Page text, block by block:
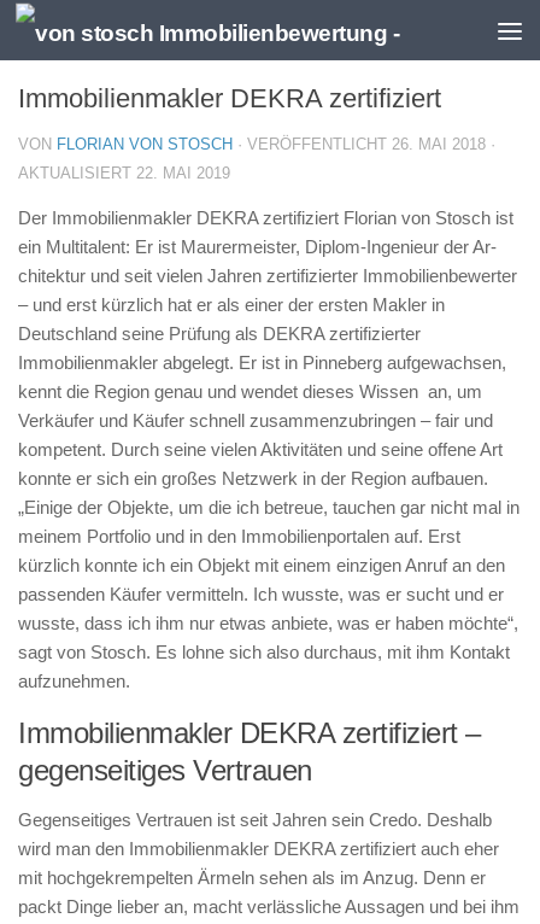
Zum Inhalt springen
Immobilienmakler DEKRA zertifiziert
VON FLORIAN VON STOSCH · VERÖFFENTLICHT 26. MAI 2018 ·
AKTUALISIERT 22. MAI 2019
Der Immobilienmakler DEKRA zertifiziert Florian von Stosch ist
ein Multitalent: Er ist Maurermeister, Diplom-Ingenieur der Ar­
chitektur und seit vielen Jahren zertifizierter Im­mobilienbewerter
– und erst kürzlich hat er als einer der ersten Makler in
Deutschland seine Prüfung als DEKRA zertifizierter
Immobilienmakler abgelegt. Er ist in Pinneberg aufgewachsen,
kennt die Region genau und wendet dieses Wissen an, um
Verkäufer und Käufer schnell zusammenzubringen – fair und
kompetent. Durch seine vielen Aktivitäten und seine offene Art
konnte er sich ein großes Netzwerk in der Region aufbauen.
„Einige der Objekte, um die ich betreue, tauchen gar nicht mal in
meinem Portfolio und in den Immobilienportalen auf. Erst
kürzlich konnte ich ein Objekt mit einem einzigen Anruf an den
passenden Käufer vermitteln. Ich wusste, was er sucht und er
wusste, dass ich ihm nur etwas anbiete, was er haben möchte“,
sagt von Stosch. Es lohne sich also durchaus, mit ihm Kontakt
aufzunehmen.
Immobilienmakler DEKRA zertifiziert –
gegenseitiges Vertrauen
Gegenseitiges Vertrauen ist seit Jahren sein Credo. Deshalb
wird man den Immobilienmakler DEKRA zertifiziert auch eher
mit hochgekrempelten Ärmeln sehen als im Anzug. Denn er
packt Dinge lieber an, macht verlässliche Aussagen und bei ihm